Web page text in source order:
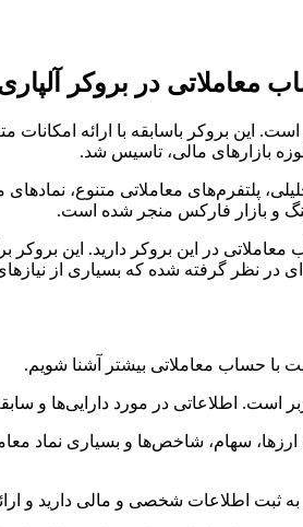
در بروکر
این بروکر باسابقه با ارائه امکانات
پلتفرم‌های معاملاتی متنوع،
و بازار فارکس منجر شده است.
معاملاتی در این بروکر دارید. این
در نظر گرفته شده که بسیاری از
با حساب معاملاتی بیشتر آشنا شویم.
است. اطلاعاتی در مورد دارایی‌ها و
سهام، شاخص‌ها و بسیاری نماد
به ثبت اطلاعات شخصی و مالی دارید و